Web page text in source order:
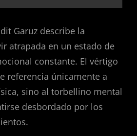
Garuz describe la
atrapada en un estado de
constante. El vértigo
referencia únicamente a
sino al torbellino mental
desbordado por los